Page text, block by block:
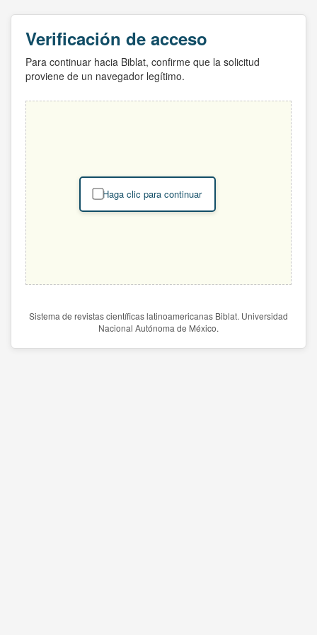
Verificación de acceso
Para continuar hacia Biblat, confirme que la solicitud
proviene de un navegador legítimo.
Haga clic para continuar
Sistema de revistas científicas latinoamericanas Biblat. Universidad
Nacional Autónoma de México.